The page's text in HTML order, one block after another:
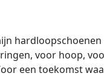
voor hoop,
een toekomst